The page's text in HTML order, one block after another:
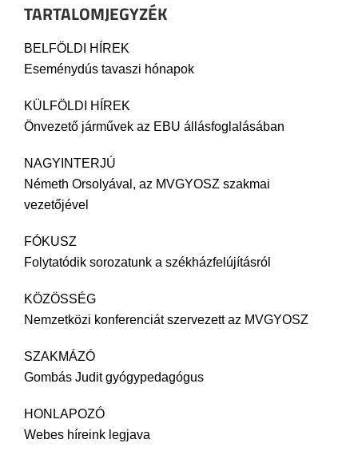
TARTALOMJEGYZÉK
BELFÖLDI HÍREK
Eseménydús tavaszi hónapok
KÜLFÖLDI HÍREK
Önvezető járművek az EBU állásfoglalásában
NAGYINTERJÚ
Németh Orsolyával, az MVGYOSZ szakmai
vezetőjével
FÓKUSZ
Folytatódik sorozatunk a székházfelújításról
KÖZÖSSÉG
Nemzetközi konferenciát szervezett az MVGYOSZ
SZAKMÁZÓ
Gombás Judit gyógypedagógus
HONLAPOZÓ
Webes híreink legjava